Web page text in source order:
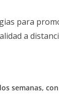
para
a
semanas,